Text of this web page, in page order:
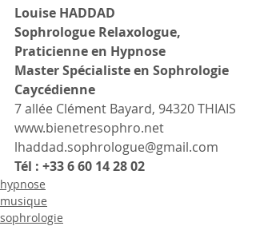
Louise HADDAD
Sophrologue Relaxologue,
Praticienne en Hypnose
Master Spécialiste en Sophrologie
Caycédienne
7 allée Clément Bayard, 94320 THIAIS
www.bienetresophro.net
lhaddad.sophrologue@gmail.com
Tél : +33 6 60 14 28 02
hypnose
musique
sophrologie